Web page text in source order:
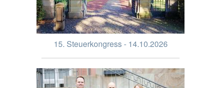
15. Steuerkongress - 14.10.2026